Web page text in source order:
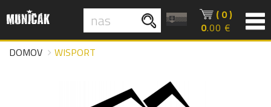
( 0 )
0.00 €
DOMOV
WISPORT